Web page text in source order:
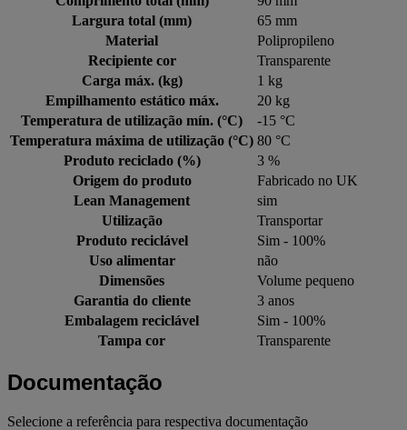
Largura total (mm)
65 mm
Material
Polipropileno
Recipiente cor
Transparente
Carga máx. (kg)
1 kg
Empilhamento estático máx.
20 kg
Temperatura de utilização mín. (°C)
-15 °C
Temperatura máxima de utilização (°C) 80 °C
Produto reciclado (%)
3 %
Origem do produto
Fabricado no UK
Lean Management
sim
Utilização
Transportar
Produto reciclável
Sim - 100%
Uso alimentar
não
Dimensões
Volume pequeno
Garantia do cliente
3 anos
Embalagem reciclável
Sim - 100%
Tampa cor
Transparente
Documentação
Selecione a referência para respectiva documentação